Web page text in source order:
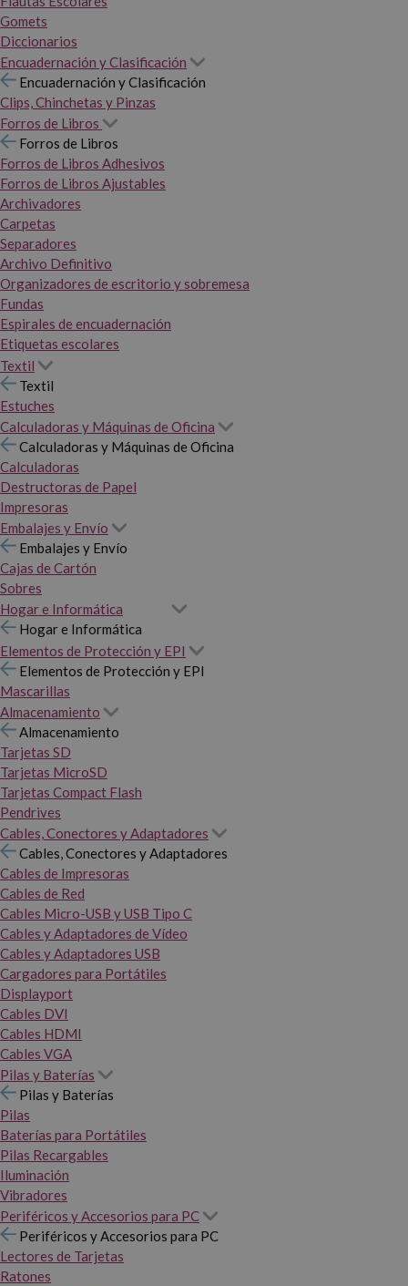
Gomets
Diccionarios
Encuadernación y Clasificación
Encuadernación y Clasificación
Clips, Chinchetas y Pinzas
Forros de Libros
Forros de Libros
Forros de Libros Adhesivos
Forros de Libros Ajustables
Archivadores
Carpetas
Separadores
Archivo Definitivo
Organizadores de escritorio y sobremesa
Fundas
Espirales de encuadernación
Etiquetas escolares
Textil
Textil
Estuches
Calculadoras y Máquinas de Oficina
Calculadoras y Máquinas de Oficina
Calculadoras
Destructoras de Papel
Impresoras
Embalajes y Envío
Embalajes y Envío
Cajas de Cartón
Sobres
Hogar e Informática
Hogar e Informática
Elementos de Protección y EPI
Elementos de Protección y EPI
Mascarillas
Almacenamiento
Almacenamiento
Tarjetas SD
Tarjetas MicroSD
Tarjetas Compact Flash
Pendrives
Cables, Conectores y Adaptadores
Cables, Conectores y Adaptadores
Cables de Impresoras
Cables de Red
Cables Micro-USB y USB Tipo C
Cables y Adaptadores de Vídeo
Cables y Adaptadores USB
Cargadores para Portátiles
Displayport
Cables DVI
Cables HDMI
Cables VGA
Pilas y Baterías
Pilas y Baterías
Pilas
Baterías para Portátiles
Pilas Recargables
Iluminación
Vibradores
Periféricos y Accesorios para PC
Periféricos y Accesorios para PC
Lectores de Tarjetas
Ratones